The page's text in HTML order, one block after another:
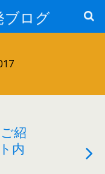
ブログ
紹
内